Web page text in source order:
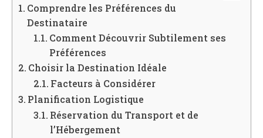
Comprendre les Préférences du
Destinataire
Comment Découvrir Subtilement ses
Préférences
Choisir la Destination Idéale
Facteurs à Considérer
Planification Logistique
Réservation du Transport et de
l’Hébergement